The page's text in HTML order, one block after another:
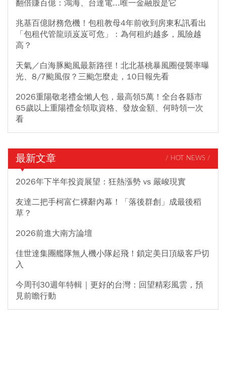
翻倍賺百億：鴻海、台達電...唯一金融股是它
兆基百億財務危機！包租教母4年前收到房東私訊看出
「包租代管龍頭岌岌可危」：為何租約越多，風險越
高？
天氣／白海豚颱風最新路徑！北北基桃暴風圈侵襲率曝
光、8/7颱風假？三颱怎麼走，10日報先看
2026重陽敬老禮金懶人包，最高領5萬！全台各縣市
65歲以上重陽禮金領取資格、發放金額、何時領一次
看
最新文章 / HOT NEWS /
2026年下半年投資展望：狂熱漲勢 vs 嚴峻現實
友達二把手柯富仁裸辭內幕！「落後群創」成最後稻
草？
2026前進大南方論壇
佳世達集團艦隊無人機小隊起飛！鎖定美日頂級客戶切
入
今周刊30週年特輯｜更好的台灣：回望精彩風雲，預
見前瞻行動